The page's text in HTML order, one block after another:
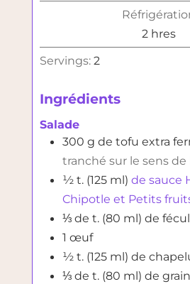
2heures
hres
Servings: 2
Ingrédients
Salade
300 g de tofu extra
tranché sur le sens
½ t. (125 ml) de sauce
Chipotle et Petits
⅓ de t. (80 ml) de
1 œuf
½ t. (125 ml) de
⅓ de t. (80 ml) de